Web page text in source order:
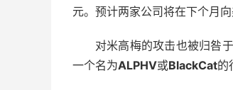
元。预计两家公司将在下个月
对米高梅的攻击也被归咎
一个名为ALPHV或BlackCat的